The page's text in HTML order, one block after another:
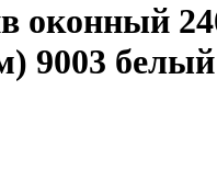
оконный
9003 белый